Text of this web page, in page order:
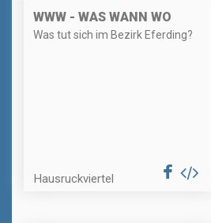
WWW - WAS WANN WO
Was tut sich im Bezirk Eferding?
Hausruckviertel